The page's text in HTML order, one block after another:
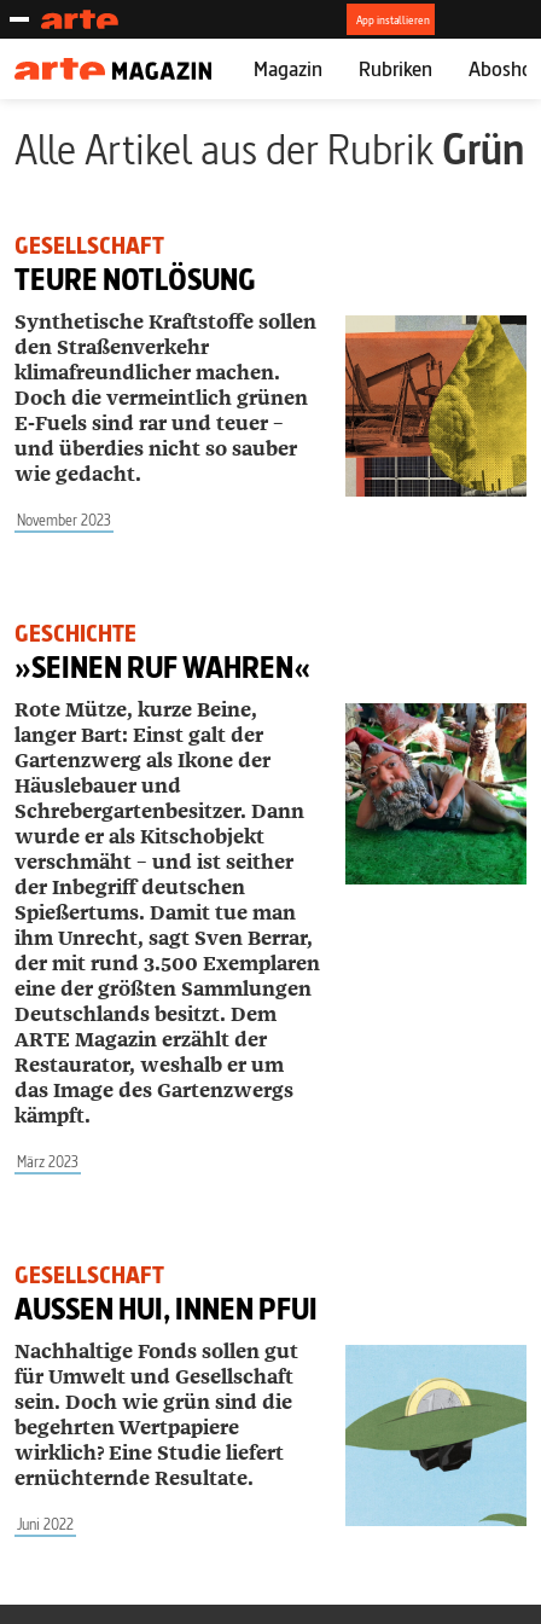
Magazin Rubriken
Alle Artikel aus der RubrikGrün
GESELLSCHAFT
TEURE NOTLÖSUNG
Synthetische Kraftstoffe sollen
den Straßen­verkehr
klimafreundlicher machen.
Doch die vermeintlich grünen
E-Fuels sind rar und teuer –
und überdies nicht so sauber
wie gedacht.
November 2023
GESCHICHTE
»SEINEN RUF WAHREN«
Rote Mütze, kurze Beine,
langer Bart: Einst galt der
Gartenzwerg als Ikone der
Häuslebauer und
Schrebergartenbesitzer. Dann
wurde er als Kitschobjekt
verschmäht – und ist seither
der Inbegriff deutschen
Spießertums. Damit tue man
ihm Unrecht, sagt Sven ­Berrar,
der mit rund 3.500 Exemplaren
eine der größten Sammlungen
Deutschlands besitzt. Dem
ARTE Magazin erzählt der
Restaurator, weshalb er um
das Image des Gartenzwergs
kämpft.
März 2023
GESELLSCHAFT
AUSSEN HUI, INNEN PFUI
Nachhaltige Fonds sollen gut
für Um­welt und Gesellschaft
sein. Doch wie grün sind die
begehrten Wertpapiere
wirklich? Eine Studie liefert
ernüchternde Resultate.
Juni 2022